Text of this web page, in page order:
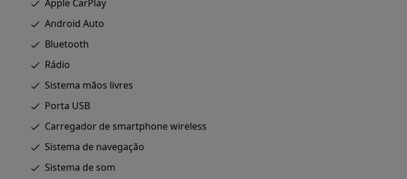
Apple CarPlay
Android Auto
Bluetooth
Rádio
Sistema mãos livres
Porta USB
Carregador de smartphone wireless
Sistema de navegação
Sistema de som